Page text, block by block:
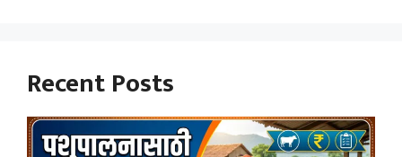
Recent Posts